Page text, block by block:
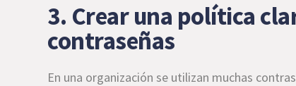
3. Crear una política
contraseñas
En una organización se utilizan muchas